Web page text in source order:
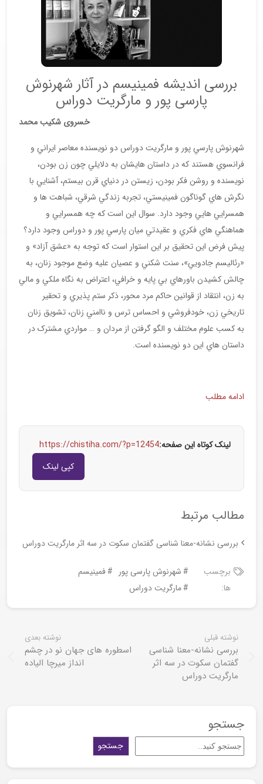
بررسی انديشه فمينيسم در آثار شهرنوش
پارسی پور و مارگريت دوراس
خسروی شكيب محمد
شهرنوش پارسي پور و مارگريت دوراس دو نويسنده معاصر ايراني و
فرانسوي هستند که در داستان هايشان به دلايلي چون زن بودن،
نويسنده و روشن فکر بودن، زيستن در دنياي قرن بيستم، آشنايي با
نگرش هاي گوناگون فمينيستي، تجربه زندگي شرقي، شباهت ها و
همسرايي هايي وجود دارد. سوال اين است که چه همسرايي و
هماهنگي هاي فکري و عقيدتي ميان پارسي پور و دوراس وجود دارد؟
پيش فرض اين تحقيق بر اين استوار است که توجه به «عشق آزاد» و
«رئاليسم جادويي»، سنت شکني و عصيان عليه وضع موجود زنان، به
چالش کشيدن باورهاي بي پايه و خرافي، اعتراض به نگاه ملکي و مالي
به زن، انتقاد از قوانين حاکم مرد محور، ذکر ستم پذيري و تحقير
تاريخي زن، خودفروشي و احساس ترس و ناامني زنان، تشويق زنان
به کسب علوم مختلف و الگو گرفتن از مردان و … مواردي مشترک در
داستان هاي اين دو نويسنده است.
ادامه مطلب
لینک کوتاه این صفحه:https://chistiha.com/?p=12454
کپی لینک
مطالب مرتبط
بررسی نشانه-معنا شناسی گفتمان سکوت در سه اثر مارگریت دوراس
برچسب
ها:
شهرنوش پارسی پور
فمینیسم
مارگریت دوراس
نوشته قبلی
بررسی نشانه-معنا شناسی
گفتمان سکوت در سه اثر
مارگریت دوراس
نوشته بعدی
اسطوره های جهان نو در چشم
انداز میرچا الیاده
جستجو
جستجو